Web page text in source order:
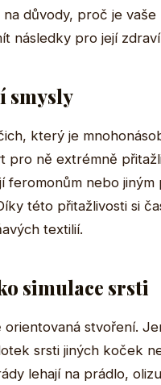
důvody, proč je
následky pro její
smysly
který je
pro ně extrémně
feromonům nebo
této přitažlivosti si
textilií.
simulace srsti
orientovaná stvoření.
srsti jiných koček
lehají na prádlo,